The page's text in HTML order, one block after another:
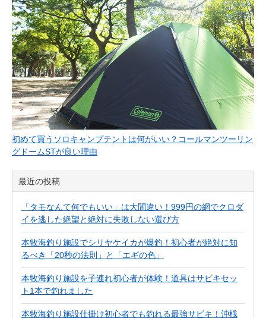
初めて買うソロキャンプテントは何がいい？コールマンツーリン
グドームSTが良い理由
最近の投稿
「タモなんて何でもいい」は大間違い！999円の網でクロダ
イを逃した絶望と絶対に失敗しない選び方
本牧海釣り施設でシリヤケイカが爆釣！初心者が絶対に知
るべき「20秒の法則」と「エギの色」
本牧海釣り施設を子連れ初心者が体験！道具はサビキセッ
ト1本で釣れました
本牧海釣り施設仕掛け初心者でも釣れる最強サビキ！沖桟